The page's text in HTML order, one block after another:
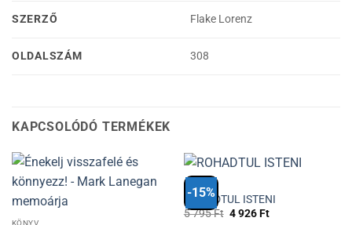
SZERZŐ Flake Lorenz
OLDALSZÁM 308
KAPCSOLÓDÓ TERMÉKEK
-15%
KÖNYV
ROHADTUL ISTENI
5 795Ft Original
4 926FtCurrent